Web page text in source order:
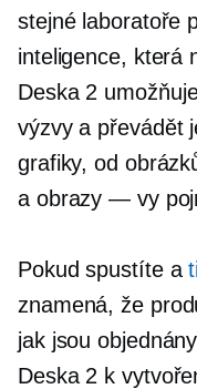
stejné laboratoře
inteligence, která
Deska2
výzvy a převádět
grafiky, od
a obrazy — vy
Pokud spustíte a
znamená, že
jak jsou
Deska2 k